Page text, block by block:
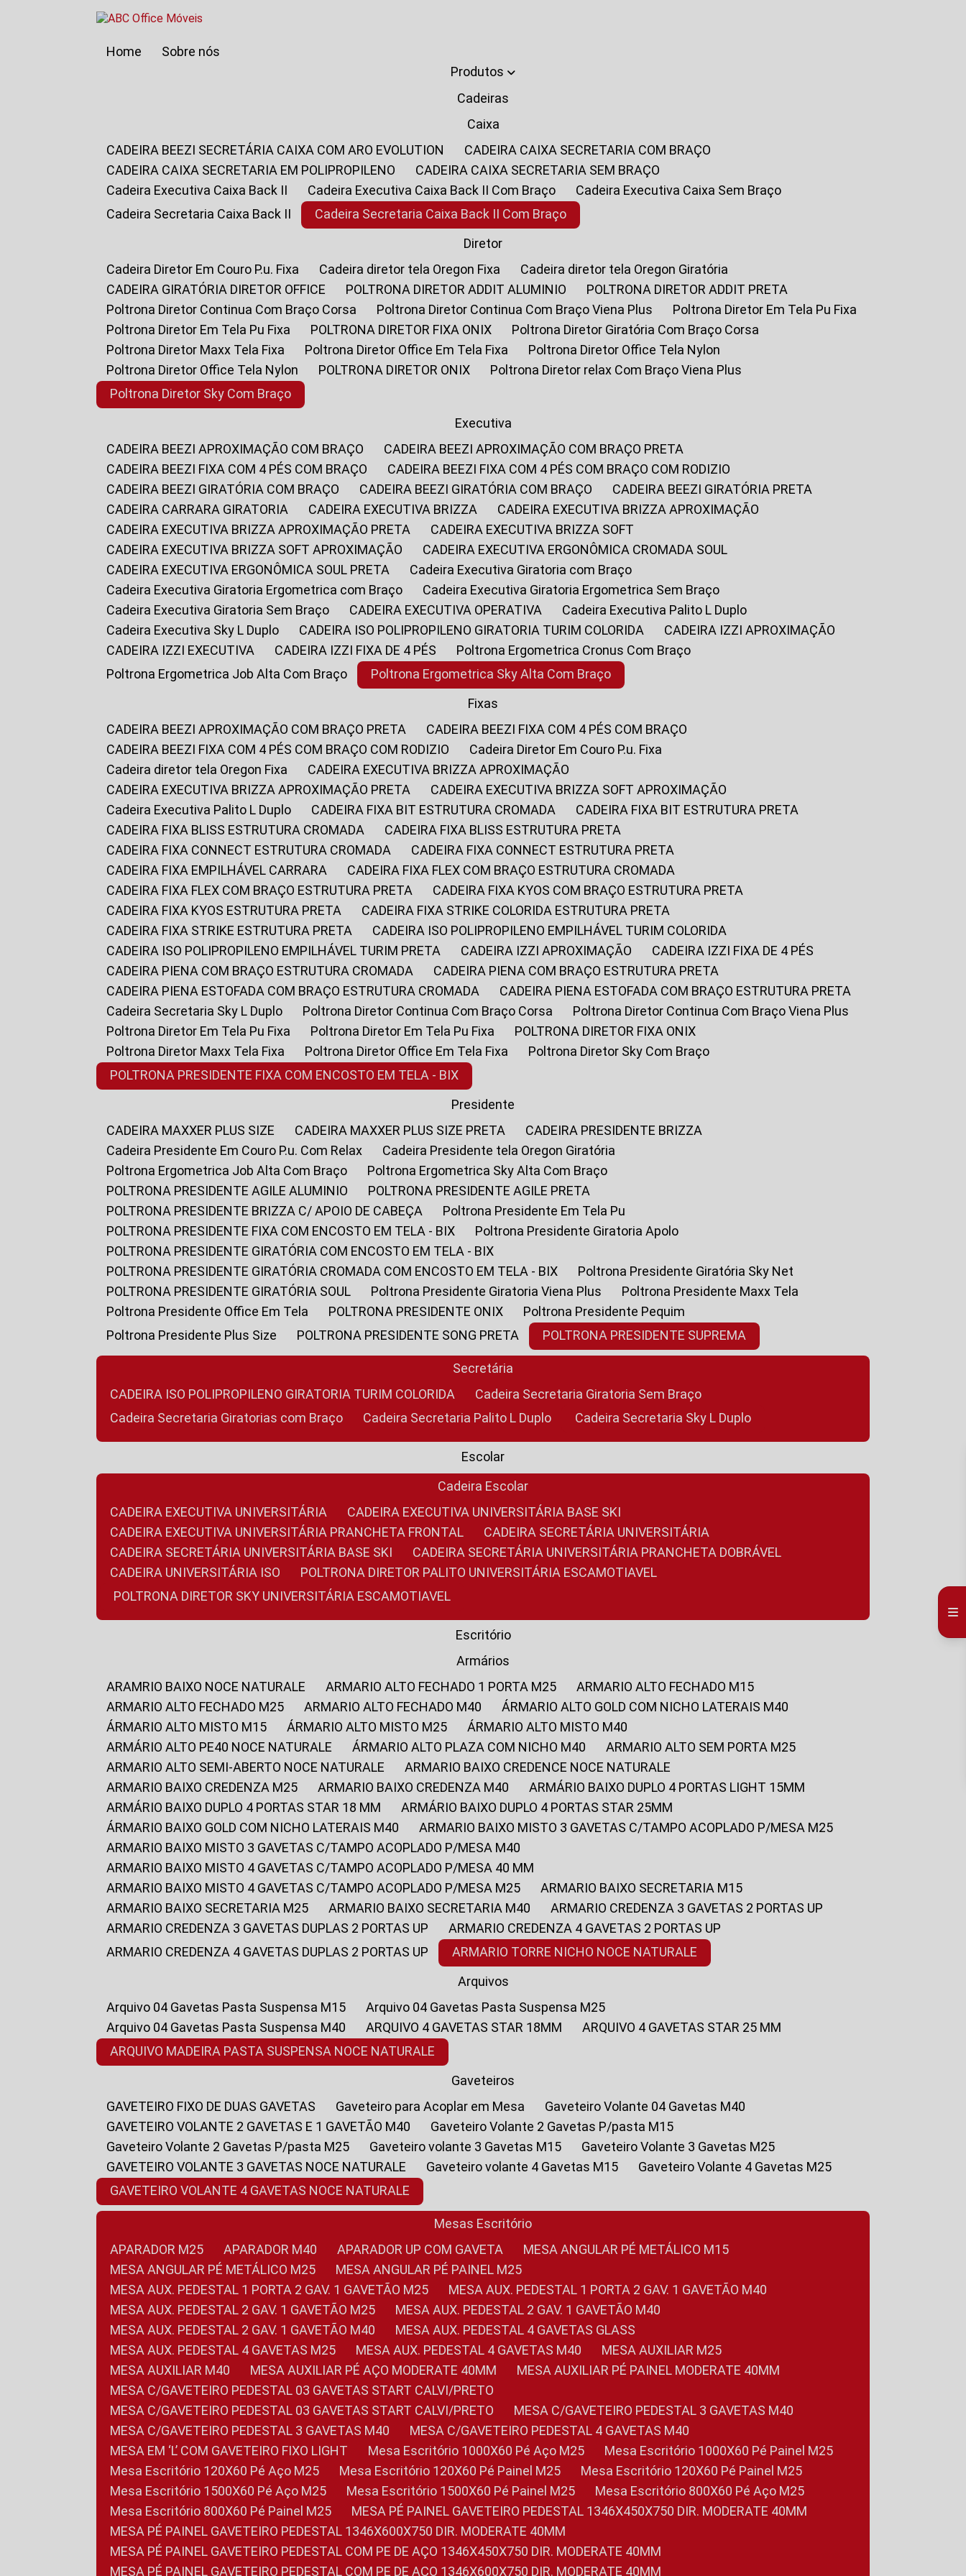
Home
Sobre nós
Produtos
Cadeiras
Caixa
CADEIRA BEEZI SECRETÁRIA CAIXA COM ARO EVOLUTION
CADEIRA CAIXA SECRETARIA COM BRAÇO
CADEIRA CAIXA SECRETARIA EM POLIPROPILENO
CADEIRA CAIXA SECRETARIA SEM BRAÇO
Cadeira Executiva Caixa Back II
Cadeira Executiva Caixa Back II Com Braço
Cadeira Executiva Caixa Sem Braço
Cadeira Secretaria Caixa Back II
Cadeira Secretaria Caixa Back II Com Braço
Diretor
Cadeira Diretor Em Couro P.u. Fixa
Cadeira diretor tela Oregon Fixa
Cadeira diretor tela Oregon Giratória
CADEIRA GIRATÓRIA DIRETOR OFFICE
POLTRONA DIRETOR ADDIT ALUMINIO
POLTRONA DIRETOR ADDIT PRETA
Poltrona Diretor Continua Com Braço Corsa
Poltrona Diretor Continua Com Braço Viena Plus
Poltrona Diretor Em Tela Pu Fixa
Poltrona Diretor Em Tela Pu Fixa
POLTRONA DIRETOR FIXA ONIX
Poltrona Diretor Giratória Com Braço Corsa
Poltrona Diretor Maxx Tela Fixa
Poltrona Diretor Office Em Tela Fixa
Poltrona Diretor Office Tela Nylon
Poltrona Diretor Office Tela Nylon
POLTRONA DIRETOR ONIX
Poltrona Diretor relax Com Braço Viena Plus
Poltrona Diretor Sky Com Braço
Executiva
CADEIRA BEEZI APROXIMAÇÃO COM BRAÇO
CADEIRA BEEZI APROXIMAÇÃO COM BRAÇO PRETA
CADEIRA BEEZI FIXA COM 4 PÉS COM BRAÇO
CADEIRA BEEZI FIXA COM 4 PÉS COM BRAÇO COM RODIZIO
CADEIRA BEEZI GIRATÓRIA COM BRAÇO
CADEIRA BEEZI GIRATÓRIA COM BRAÇO
CADEIRA BEEZI GIRATÓRIA PRETA
CADEIRA CARRARA GIRATORIA
CADEIRA EXECUTIVA BRIZZA
CADEIRA EXECUTIVA BRIZZA APROXIMAÇÃO
CADEIRA EXECUTIVA BRIZZA APROXIMAÇÃO PRETA
CADEIRA EXECUTIVA BRIZZA SOFT
CADEIRA EXECUTIVA BRIZZA SOFT APROXIMAÇÃO
CADEIRA EXECUTIVA ERGONÔMICA CROMADA SOUL
CADEIRA EXECUTIVA ERGONÔMICA SOUL PRETA
Cadeira Executiva Giratoria com Braço
Cadeira Executiva Giratoria Ergometrica com Braço
Cadeira Executiva Giratoria Ergometrica Sem Braço
Cadeira Executiva Giratoria Sem Braço
CADEIRA EXECUTIVA OPERATIVA
Cadeira Executiva Palito L Duplo
Cadeira Executiva Sky L Duplo
CADEIRA ISO POLIPROPILENO GIRATORIA TURIM COLORIDA
CADEIRA IZZI APROXIMAÇÃO
CADEIRA IZZI EXECUTIVA
CADEIRA IZZI FIXA DE 4 PÉS
Poltrona Ergometrica Cronus Com Braço
Poltrona Ergometrica Job Alta Com Braço
Poltrona Ergometrica Sky Alta Com Braço
Fixas
CADEIRA BEEZI APROXIMAÇÃO COM BRAÇO PRETA
CADEIRA BEEZI FIXA COM 4 PÉS COM BRAÇO
CADEIRA BEEZI FIXA COM 4 PÉS COM BRAÇO COM RODIZIO
Cadeira Diretor Em Couro P.u. Fixa
Cadeira diretor tela Oregon Fixa
CADEIRA EXECUTIVA BRIZZA APROXIMAÇÃO
CADEIRA EXECUTIVA BRIZZA APROXIMAÇÃO PRETA
CADEIRA EXECUTIVA BRIZZA SOFT APROXIMAÇÃO
Cadeira Executiva Palito L Duplo
CADEIRA FIXA BIT ESTRUTURA CROMADA
CADEIRA FIXA BIT ESTRUTURA PRETA
CADEIRA FIXA BLISS ESTRUTURA CROMADA
CADEIRA FIXA BLISS ESTRUTURA PRETA
CADEIRA FIXA CONNECT ESTRUTURA CROMADA
CADEIRA FIXA CONNECT ESTRUTURA PRETA
CADEIRA FIXA EMPILHÁVEL CARRARA
CADEIRA FIXA FLEX COM BRAÇO ESTRUTURA CROMADA
CADEIRA FIXA FLEX COM BRAÇO ESTRUTURA PRETA
CADEIRA FIXA KYOS COM BRAÇO ESTRUTURA PRETA
CADEIRA FIXA KYOS ESTRUTURA PRETA
CADEIRA FIXA STRIKE COLORIDA ESTRUTURA PRETA
CADEIRA FIXA STRIKE ESTRUTURA PRETA
CADEIRA ISO POLIPROPILENO EMPILHÁVEL TURIM COLORIDA
CADEIRA ISO POLIPROPILENO EMPILHÁVEL TURIM PRETA
CADEIRA IZZI APROXIMAÇÃO
CADEIRA IZZI FIXA DE 4 PÉS
CADEIRA PIENA COM BRAÇO ESTRUTURA CROMADA
CADEIRA PIENA COM BRAÇO ESTRUTURA PRETA
CADEIRA PIENA ESTOFADA COM BRAÇO ESTRUTURA CROMADA
CADEIRA PIENA ESTOFADA COM BRAÇO ESTRUTURA PRETA
Cadeira Secretaria Sky L Duplo
Poltrona Diretor Continua Com Braço Corsa
Poltrona Diretor Continua Com Braço Viena Plus
Poltrona Diretor Em Tela Pu Fixa
Poltrona Diretor Em Tela Pu Fixa
POLTRONA DIRETOR FIXA ONIX
Poltrona Diretor Maxx Tela Fixa
Poltrona Diretor Office Em Tela Fixa
Poltrona Diretor Sky Com Braço
POLTRONA PRESIDENTE FIXA COM ENCOSTO EM TELA - BIX
Presidente
CADEIRA MAXXER PLUS SIZE
CADEIRA MAXXER PLUS SIZE PRETA
CADEIRA PRESIDENTE BRIZZA
Cadeira Presidente Em Couro P.u. Com Relax
Cadeira Presidente tela Oregon Giratória
Poltrona Ergometrica Job Alta Com Braço
Poltrona Ergometrica Sky Alta Com Braço
POLTRONA PRESIDENTE AGILE ALUMINIO
POLTRONA PRESIDENTE AGILE PRETA
POLTRONA PRESIDENTE BRIZZA C/ APOIO DE CABEÇA
Poltrona Presidente Em Tela Pu
POLTRONA PRESIDENTE FIXA COM ENCOSTO EM TELA - BIX
Poltrona Presidente Giratoria Apolo
POLTRONA PRESIDENTE GIRATÓRIA COM ENCOSTO EM TELA - BIX
POLTRONA PRESIDENTE GIRATÓRIA CROMADA COM ENCOSTO EM TELA - BIX
Poltrona Presidente Giratória Sky Net
POLTRONA PRESIDENTE GIRATÓRIA SOUL
Poltrona Presidente Giratoria Viena Plus
Poltrona Presidente Maxx Tela
Poltrona Presidente Office Em Tela
POLTRONA PRESIDENTE ONIX
Poltrona Presidente Pequim
Poltrona Presidente Plus Size
POLTRONA PRESIDENTE SONG PRETA POLTRONA PRESIDENTE SUPREMA
Secretária
CADEIRA ISO POLIPROPILENO GIRATORIA TURIM COLORIDA
Cadeira Secretaria Giratoria Sem Braço
Cadeira Secretaria Giratorias com Braço
Cadeira Secretaria Palito L Duplo Cadeira Secretaria Sky L Duplo
Escolar
Cadeira Escolar
CADEIRA EXECUTIVA UNIVERSITÁRIA
CADEIRA EXECUTIVA UNIVERSITÁRIA BASE SKI
CADEIRA EXECUTIVA UNIVERSITÁRIA PRANCHETA FRONTAL
CADEIRA SECRETÁRIA UNIVERSITÁRIA
CADEIRA SECRETÁRIA UNIVERSITÁRIA BASE SKI
CADEIRA SECRETÁRIA UNIVERSITÁRIA PRANCHETA DOBRÁVEL
CADEIRA UNIVERSITÁRIA ISO
POLTRONA DIRETOR PALITO UNIVERSITÁRIA ESCAMOTIAVEL
POLTRONA DIRETOR SKY UNIVERSITÁRIA ESCAMOTIAVEL
Escritório
Armários
ARAMRIO BAIXO NOCE NATURALE
ARMARIO ALTO FECHADO 1 PORTA M25
ARMARIO ALTO FECHADO M15
ARMARIO ALTO FECHADO M25
ARMARIO ALTO FECHADO M40
ÁRMARIO ALTO GOLD COM NICHO LATERAIS M40
ÁRMARIO ALTO MISTO M15
ÁRMARIO ALTO MISTO M25
ÁRMARIO ALTO MISTO M40
ARMÁRIO ALTO PE40 NOCE NATURALE
ÁRMARIO ALTO PLAZA COM NICHO M40
ARMARIO ALTO SEM PORTA M25
ARMARIO ALTO SEMI-ABERTO NOCE NATURALE
ARMARIO BAIXO CREDENCE NOCE NATURALE
ARMARIO BAIXO CREDENZA M25
ARMARIO BAIXO CREDENZA M40
ARMÁRIO BAIXO DUPLO 4 PORTAS LIGHT 15MM
ARMÁRIO BAIXO DUPLO 4 PORTAS STAR 18 MM
ARMÁRIO BAIXO DUPLO 4 PORTAS STAR 25MM
ÁRMARIO BAIXO GOLD COM NICHO LATERAIS M40
ARMARIO BAIXO MISTO 3 GAVETAS C/TAMPO ACOPLADO P/MESA M25
ARMARIO BAIXO MISTO 3 GAVETAS C/TAMPO ACOPLADO P/MESA M40
ARMARIO BAIXO MISTO 4 GAVETAS C/TAMPO ACOPLADO P/MESA 40 MM
ARMARIO BAIXO MISTO 4 GAVETAS C/TAMPO ACOPLADO P/MESA M25
ARMARIO BAIXO SECRETARIA M15
ARMARIO BAIXO SECRETARIA M25
ARMARIO BAIXO SECRETARIA M40
ARMARIO CREDENZA 3 GAVETAS 2 PORTAS UP
ARMARIO CREDENZA 3 GAVETAS DUPLAS 2 PORTAS UP
ARMARIO CREDENZA 4 GAVETAS 2 PORTAS UP
ARMARIO CREDENZA 4 GAVETAS DUPLAS 2 PORTAS UP
ARMARIO TORRE NICHO NOCE NATURALE
Arquivos
Arquivo 04 Gavetas Pasta Suspensa M15
Arquivo 04 Gavetas Pasta Suspensa M25
Arquivo 04 Gavetas Pasta Suspensa M40
ARQUIVO 4 GAVETAS STAR 18MM
ARQUIVO 4 GAVETAS STAR 25 MM
ARQUIVO MADEIRA PASTA SUSPENSA NOCE NATURALE
Gaveteiros
GAVETEIRO FIXO DE DUAS GAVETAS
Gaveteiro para Acoplar em Mesa
Gaveteiro Volante 04 Gavetas M40
GAVETEIRO VOLANTE 2 GAVETAS E 1 GAVETÃO M40
Gaveteiro Volante 2 Gavetas P/pasta M15
Gaveteiro Volante 2 Gavetas P/pasta M25
Gaveteiro volante 3 Gavetas M15
Gaveteiro Volante 3 Gavetas M25
GAVETEIRO VOLANTE 3 GAVETAS NOCE NATURALE
Gaveteiro volante 4 Gavetas M15
Gaveteiro Volante 4 Gavetas M25
GAVETEIRO VOLANTE 4 GAVETAS NOCE NATURALE
Mesas Escritório
APARADOR M25
APARADOR M40 APARADOR UP COM GAVETA
MESA ANGULAR PÉ METÁLICO M15
MESA ANGULAR PÉ METÁLICO M25
MESA ANGULAR PÉ PAINEL M25
MESA AUX. PEDESTAL 1 PORTA 2 GAV. 1 GAVETÃO M25
MESA AUX. PEDESTAL 1 PORTA 2 GAV. 1 GAVETÃO M40
MESA AUX. PEDESTAL 2 GAV. 1 GAVETÃO M25
MESA AUX. PEDESTAL 2 GAV. 1 GAVETÃO M40
MESA AUX. PEDESTAL 2 GAV. 1 GAVETÃO M40
MESA AUX. PEDESTAL 4 GAVETAS GLASS
MESA AUX. PEDESTAL 4 GAVETAS M25
MESA AUX. PEDESTAL 4 GAVETAS M40
MESA AUXILIAR M25
MESA AUXILIAR M40
MESA AUXILIAR PÉ AÇO MODERATE 40MM
MESA AUXILIAR PÉ PAINEL MODERATE 40MM
MESA C/GAVETEIRO PEDESTAL 03 GAVETAS START CALVI/PRETO
MESA C/GAVETEIRO PEDESTAL 03 GAVETAS START CALVI/PRETO
MESA C/GAVETEIRO PEDESTAL 3 GAVETAS M40
MESA C/GAVETEIRO PEDESTAL 3 GAVETAS M40
MESA C/GAVETEIRO PEDESTAL 4 GAVETAS M40
MESA EM ‘L’ COM GAVETEIRO FIXO LIGHT
Mesa Escritório 1000X60 Pé Aço M25
Mesa Escritório 1000X60 Pé Painel M25
Mesa Escritório 120X60 Pé Aço M25
Mesa Escritório 120X60 Pé Painel M25
Mesa Escritório 120X60 Pé Painel M25
Mesa Escritório 1500X60 Pé Aço M25
Mesa Escritório 1500X60 Pé Painel M25
Mesa Escritório 800X60 Pé Aço M25
Mesa Escritório 800X60 Pé Painel M25
MESA PÉ PAINEL GAVETEIRO PEDESTAL 1346X450X750 DIR. MODERATE 40MM
MESA PÉ PAINEL GAVETEIRO PEDESTAL 1346X600X750 DIR. MODERATE 40MM
MESA PÉ PAINEL GAVETEIRO PEDESTAL COM PE DE AÇO 1346X450X750 DIR. MODERATE 40MM
MESA PÉ PAINEL GAVETEIRO PEDESTAL COM PE DE AÇO 1346X600X750 DIR. MODERATE 40MM